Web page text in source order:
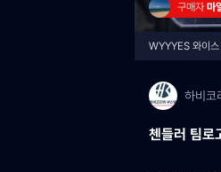
구매자 마
WYYYES 와이스
하비코
첸들러 팀로